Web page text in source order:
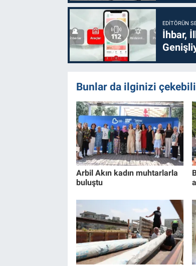
EDITÖRÜN
İhbar,
Bunlar da ilginizi
Arbil Akın kadın muhtarlarla
buluştu